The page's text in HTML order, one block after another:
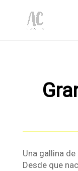
Una gallina
Desde que